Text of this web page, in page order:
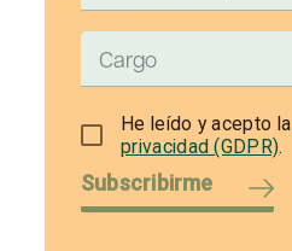
He leído y acepto la
privacidad (GDPR).
Subscribirme